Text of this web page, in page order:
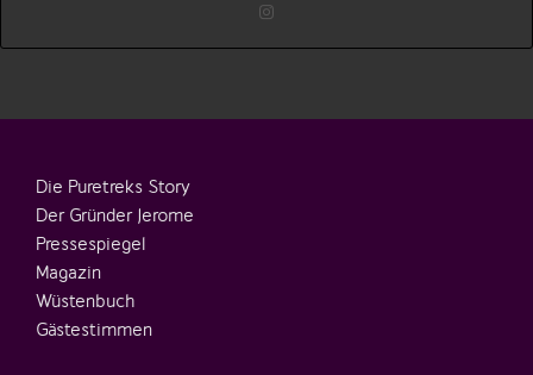
Die Puretreks Story
Der Gründer Jerome
Pressespiegel
Magazin
Wüstenbuch
Gästestimmen